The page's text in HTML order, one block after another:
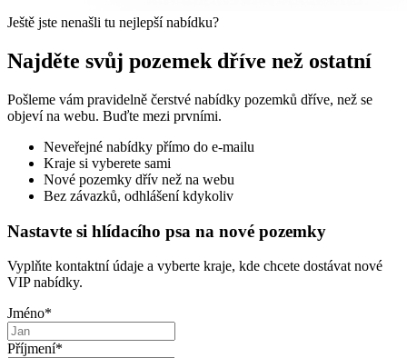
Ještě jste nenašli tu nejlepší nabídku?
Najděte svůj pozemek dříve než ostatní
Pošleme vám pravidelně čerstvé nabídky pozemků dříve, než se
objeví na webu. Buďte mezi prvními.
Neveřejné nabídky přímo do e-mailu
Kraje si vyberete sami
Nové pozemky dřív než na webu
Bez závazků, odhlášení kdykoliv
Nastavte si hlídacího psa na nové pozemky
Vyplňte kontaktní údaje a vyberte kraje, kde chcete dostávat nové
VIP nabídky.
Jméno*
Příjmení*